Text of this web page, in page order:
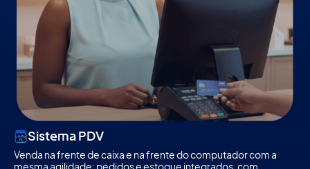
Sistema PDV
Venda na frente de caixa e na frente do computador com a
mesma agilidade: pedidos e estoque integrados, com